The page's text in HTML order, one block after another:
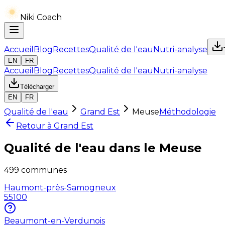
Niki Coach
Accueil BlogRecettesQualité de l'eauNutri-analyse
EN
FR
Accueil BlogRecettesQualité de l'eauNutri-analyse
Télécharger
EN
FR
Qualité de l'eau Grand Est MeuseMéthodologie
Retour à Grand Est
Qualité de l'eau dans le Meuse
499 communes
Haumont-près-Samogneux
55100
Beaumont-en-Verdunois